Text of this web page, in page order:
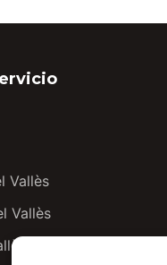
Vallès
Vallès